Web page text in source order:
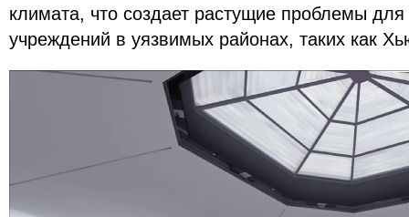
климата, что создает растущие проблемы
учреждений в уязвимых районах, таких как